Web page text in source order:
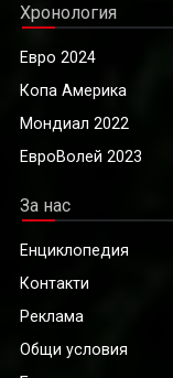
Хронология
Евро 2024
Копа Америка
Мондиал 2022
ЕвроВолей 2023
За нас
Енциклопедия
Контакти
Реклама
Общи условия